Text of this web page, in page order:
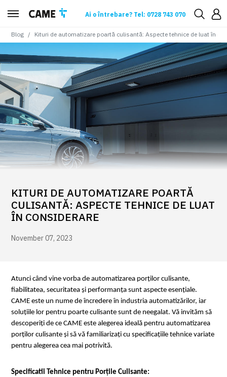
Ai o întrebare? Tel: 0728 743 070
Blog Kituri de automatizare poartă culisantă: Aspecte tehnice de luat în
KITURI DE AUTOMATIZARE POARTĂ
CULISANTĂ: ASPECTE TEHNICE DE LUAT
ÎN CONSIDERARE
November 07, 2023
Atunci când vine vorba de automatizarea porților culisante,
fiabilitatea, securitatea și performanța sunt aspecte esențiale.
CAME este un nume de încredere în industria automatizărilor, iar
soluțiile lor pentru poarte culisante sunt de neegalat. Vă invităm să
descoperiți de ce CAME este alegerea ideală pentru automatizarea
porților culisante și să vă familiarizați cu specificațiile tehnice variate
pentru alegerea cea mai potrivită.
Specificatii Tehnice pentru Porțile Culisante: